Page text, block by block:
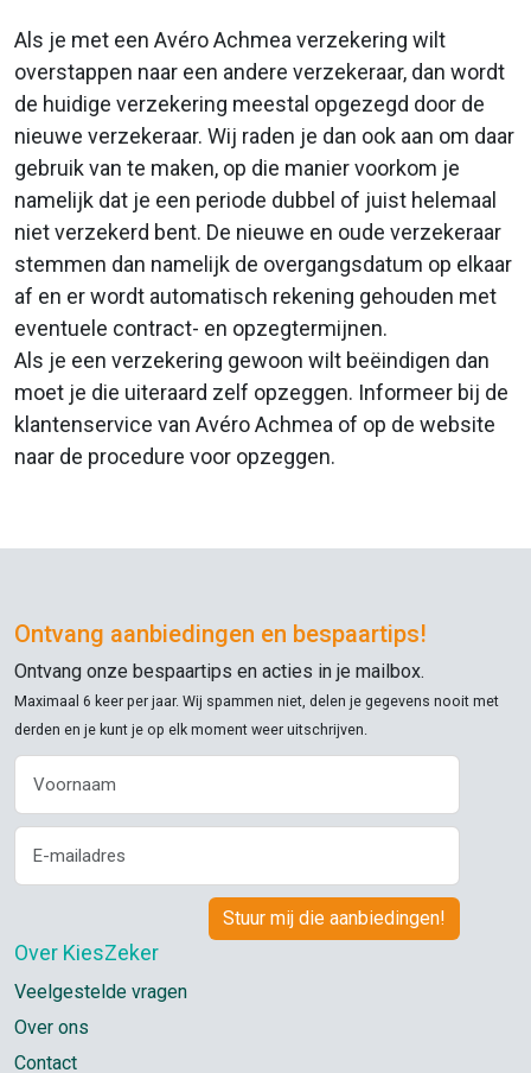
Als je met een Avéro Achmea verzekering wilt
overstappen naar een andere verzekeraar, dan wordt
de huidige verzekering meestal opgezegd door de
nieuwe verzekeraar. Wij raden je dan ook aan om daar
gebruik van te maken, op die manier voorkom je
namelijk dat je een periode dubbel of juist helemaal
niet verzekerd bent. De nieuwe en oude verzekeraar
stemmen dan namelijk de overgangsdatum op elkaar
af en er wordt automatisch rekening gehouden met
eventuele contract- en opzegtermijnen.
Als je een verzekering gewoon wilt beëindigen dan
moet je die uiteraard zelf opzeggen. Informeer bij de
klantenservice van Avéro Achmea of op de website
naar de procedure voor opzeggen.
Ontvang aanbiedingen en bespaartips!
Ontvang onze bespaartips en acties in je mailbox.
Maximaal 6 keer per jaar. Wij spammen niet, delen je gegevens nooit met
derden en je kunt je op elk moment weer uitschrijven.
Over KiesZeker
Veelgestelde vragen
Over ons
Contact